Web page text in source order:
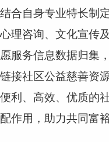
合自身专业特长制
理咨询、文化宣传
服务信息数据归集
接社区公益慈善资
利、高效、优质的
作用，助力共同富